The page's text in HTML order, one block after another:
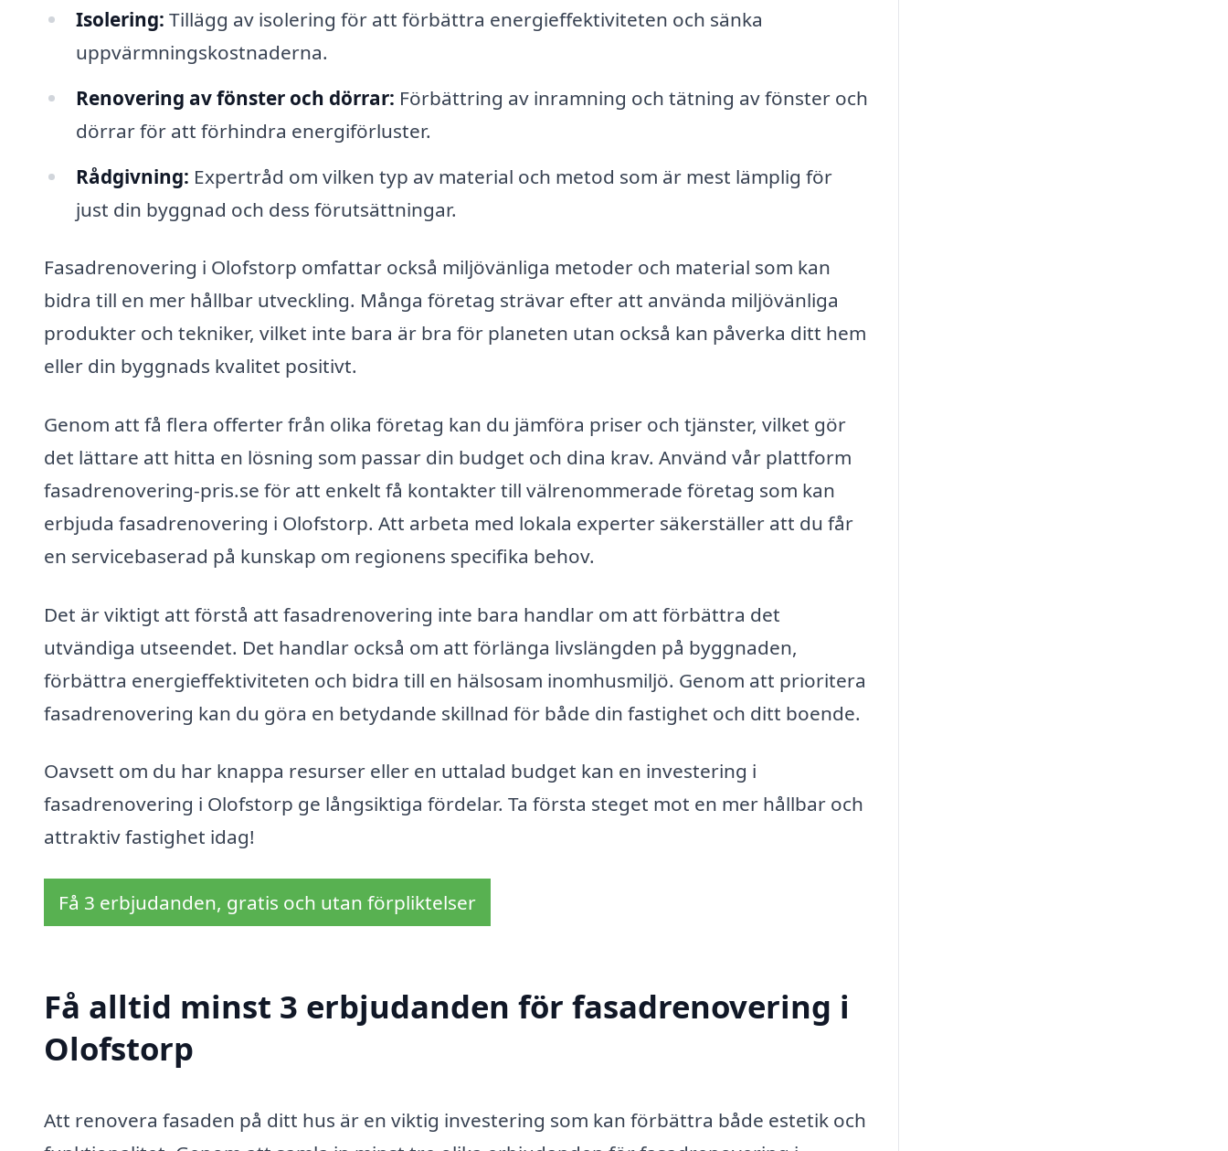
Isolering: Tillägg av isolering för att förbättra energieffektiviteten och sänka
uppvärmningskostnaderna.
Renovering av fönster och dörrar: Förbättring av inramning och tätning av fönster och
dörrar för att förhindra energiförluster.
Rådgivning: Expertråd om vilken typ av material och metod som är mest lämplig för
just din byggnad och dess förutsättningar.
Fasadrenovering i Olofstorp omfattar också miljövänliga metoder och material som kan
bidra till en mer hållbar utveckling. Många företag strävar efter att använda miljövänliga
produkter och tekniker, vilket inte bara är bra för planeten utan också kan påverka ditt hem
eller din byggnads kvalitet positivt.
Genom att få flera offerter från olika företag kan du jämföra priser och tjänster, vilket gör
det lättare att hitta en lösning som passar din budget och dina krav. Använd vår plattform
fasadrenovering-pris.se för att enkelt få kontakter till välrenommerade företag som kan
erbjuda fasadrenovering i Olofstorp. Att arbeta med lokala experter säkerställer att du får
en servicebaserad på kunskap om regionens specifika behov.
Det är viktigt att förstå att fasadrenovering inte bara handlar om att förbättra det
utvändiga utseendet. Det handlar också om att förlänga livslängden på byggnaden,
förbättra energieffektiviteten och bidra till en hälsosam inomhusmiljö. Genom att prioritera
fasadrenovering kan du göra en betydande skillnad för både din fastighet och ditt boende.
Oavsett om du har knappa resurser eller en uttalad budget kan en investering i
fasadrenovering i Olofstorp ge långsiktiga fördelar. Ta första steget mot en mer hållbar och
attraktiv fastighet idag!
Få 3 erbjudanden, gratis och utan förpliktelser
Få alltid minst 3 erbjudanden för fasadrenovering i
Olofstorp
Att renovera fasaden på ditt hus är en viktig investering som kan förbättra både estetik och